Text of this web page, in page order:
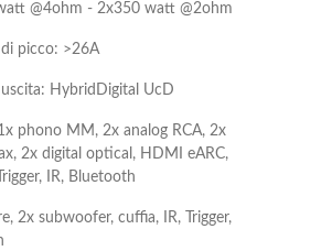
@4ohm - 2x350 watt @2ohm
picco: >26A
HybridDigital UcD
phono MM, 2x analog RCA, 2x
2x digital optical, HDMI eARC,
IR, Bluetooth
2x subwoofer, cuffia, IR, Trigger,